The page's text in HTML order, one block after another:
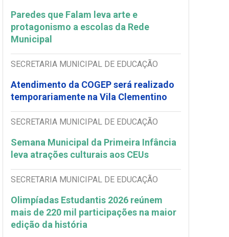
Paredes que Falam leva arte e
protagonismo a escolas da Rede
Municipal
SECRETARIA MUNICIPAL DE EDUCAÇÃO
Atendimento da COGEP será realizado
temporariamente na Vila Clementino
SECRETARIA MUNICIPAL DE EDUCAÇÃO
Semana Municipal da Primeira Infância
leva atrações culturais aos CEUs
SECRETARIA MUNICIPAL DE EDUCAÇÃO
Olimpíadas Estudantis 2026 reúnem
mais de 220 mil participações na maior
edição da história